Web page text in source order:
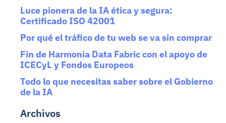
Luce pionera de la IA ética y segura:
Certificado ISO 42001
Por qué el tráfico de tu web se va sin comprar
Fin de Harmonia Data Fabric con el apoyo de
ICECyL y Fondos Europeos
Todo lo que necesitas saber sobre el Gobierno
de la IA
Archivos